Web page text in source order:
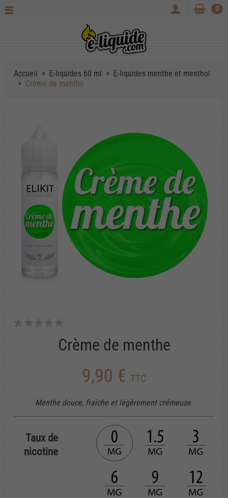
0
Accueil E-liquides 60 ml
E-liquides menthe et menthol
Crème de menthe
Crème de menthe
9,90 € TTC
Menthe douce, fraîche et légèrement crémeuse.
Taux de
nicotine